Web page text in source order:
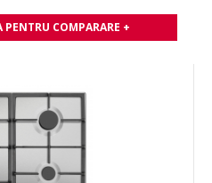
PENTRU COMPARARE +